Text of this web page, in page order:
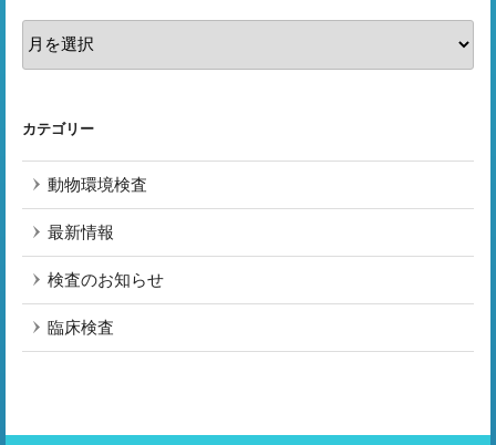
ア
ブ
カテゴリー
動物環境検査
最新情報
検査のお知らせ
臨床検査